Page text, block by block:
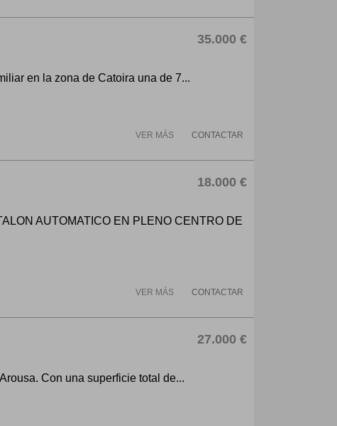
35.000 €
en la zona de Catoira una de 7...
CONTACTAR
VER MÁS
18.000 €
AUTOMATICO EN PLENO CENTRO DE
CONTACTAR
VER MÁS
27.000 €
Con una superficie total de...